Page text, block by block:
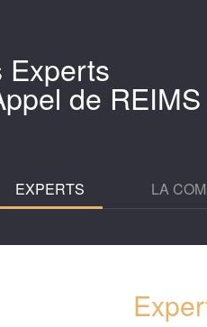
Experts
de REIMS
EXPERTS LA